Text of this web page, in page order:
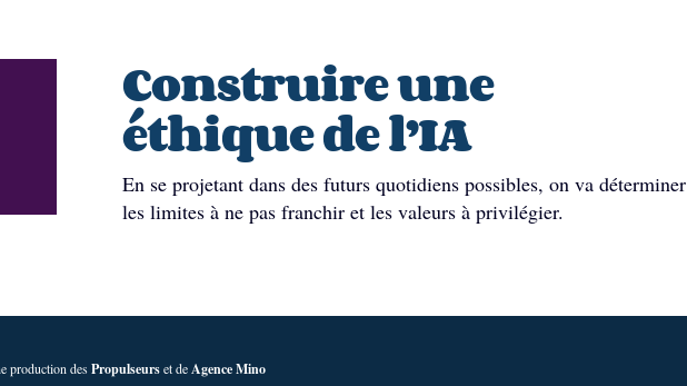
Construire une
éthique de l’IA
En se projetant dans des futurs quotidiens possibles, on va déterminer
les limites à ne pas franchir et les valeurs à privilégier.
production desPropulseurset de Agence Mino